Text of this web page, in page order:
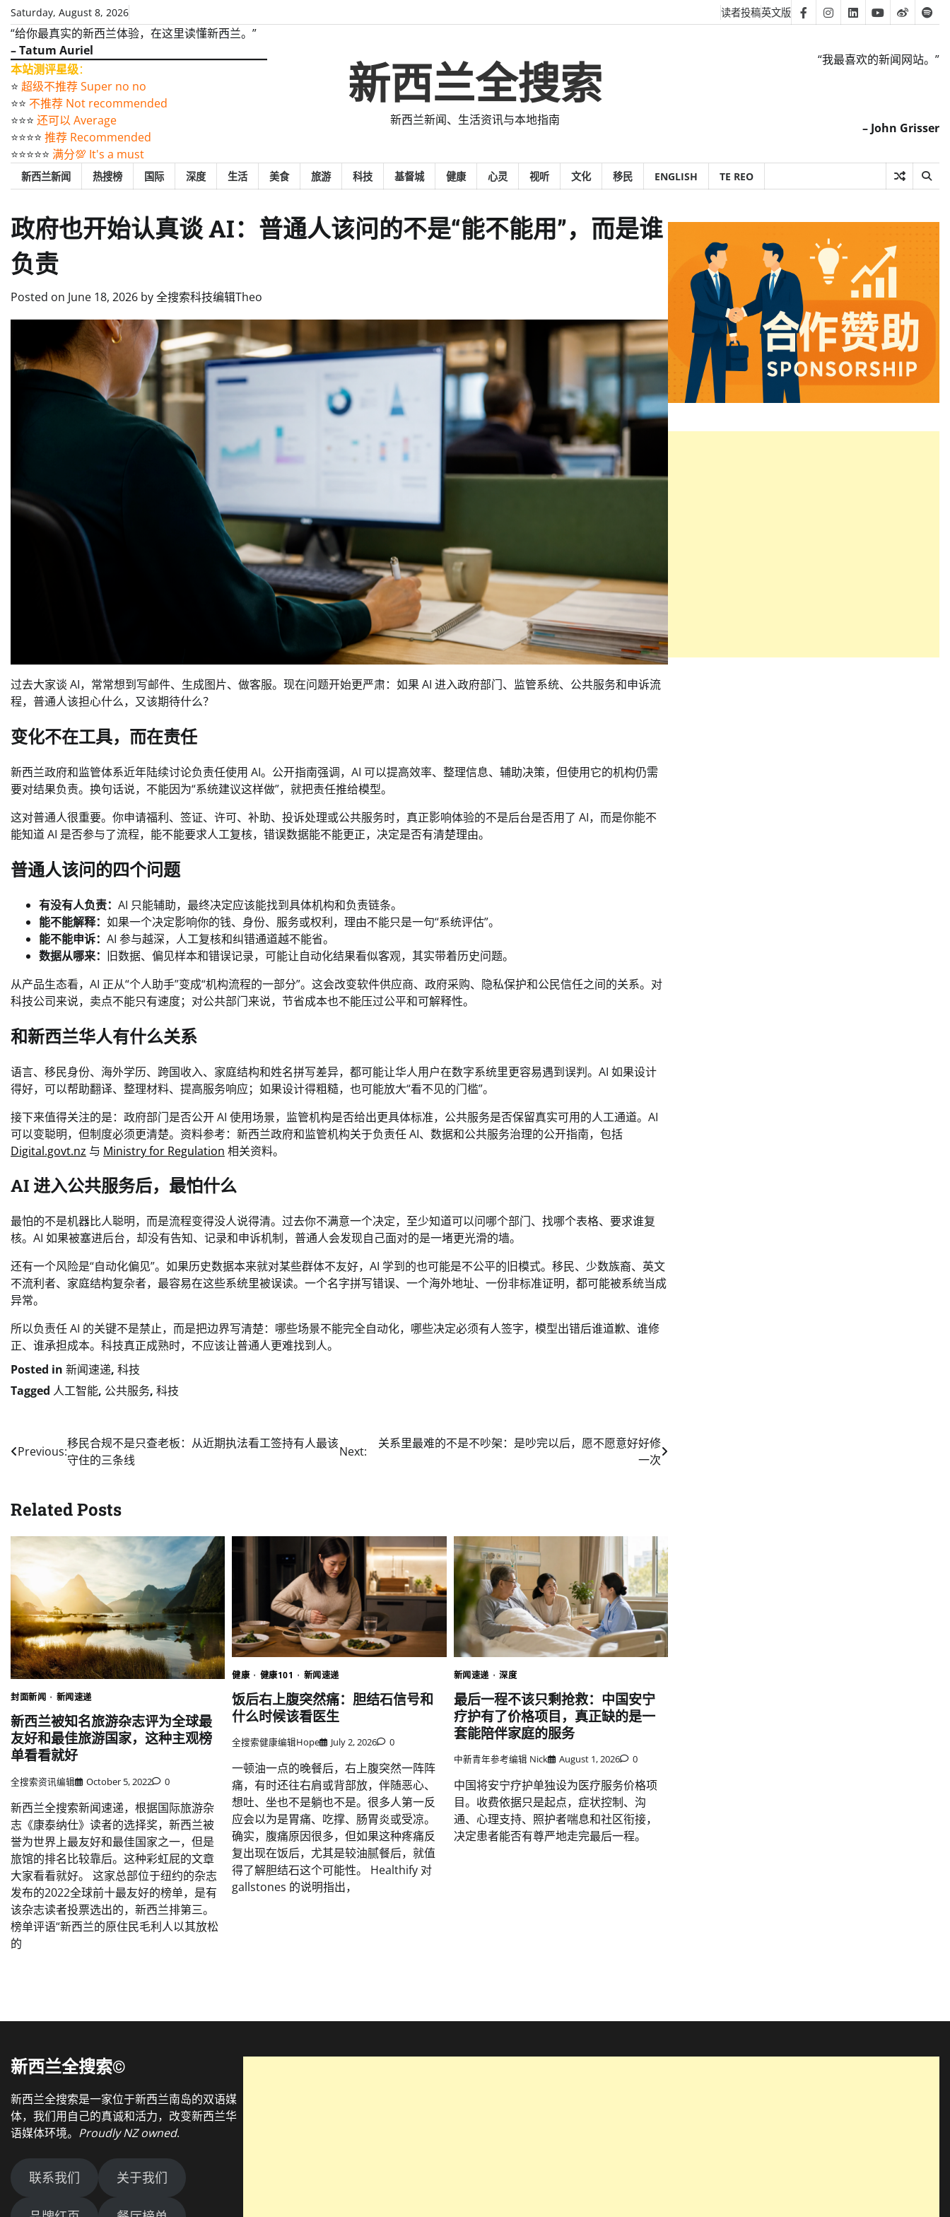
Skip
content
Saturday, August 8, 2026 读者投稿英文版 FacebookInstagram
LinkedinYoutube
Weibo
“给你最真实的新西兰体验，在这里读懂新西兰。”
– Tatum Auriel
本站测评星级：
⭐️ 超级不推荐 Super no no
⭐️⭐️ 不推荐 Not recommended
⭐️⭐️⭐️ 还可以 Average
⭐️⭐️⭐️⭐️ 推荐 Recommended
⭐️⭐️⭐️⭐️⭐️ 满分💯 It's a must
新西兰全搜索
新西兰新闻、生活资讯与本地指南
“我最喜欢的新闻网站。”
– John Grisser
新西兰新闻 热搜榜 国际 深度 生活 美食 旅游 科技 基督城 健康 心灵 视听 文化 移民 ENGLISH TE REO
政府也开始认真谈 AI：普通人该问的不是“能不能用”，而是谁
负责
Posted on June 18, 2026 by全搜索科技编辑Theo
过去大家谈 AI，常常想到写邮件、生成图片、做客服。现在问题开始更严肃：如果 AI 进入政府部门、监管系统、公共服务和申诉流
程，普通人该担心什么，又该期待什么？
变化不在工具，而在责任
新西兰政府和监管体系近年陆续讨论负责任使用 AI。公开指南强调，AI 可以提高效率、整理信息、辅助决策，但使用它的机构仍需
要对结果负责。换句话说，不能因为“系统建议这样做”，就把责任推给模型。
这对普通人很重要。你申请福利、签证、许可、补助、投诉处理或公共服务时，真正影响体验的不是后台是否用了 AI，而是你能不
能知道 AI 是否参与了流程，能不能要求人工复核，错误数据能不能更正，决定是否有清楚理由。
普通人该问的四个问题
有没有人负责： AI 只能辅助，最终决定应该能找到具体机构和负责链条。
能不能解释： 如果一个决定影响你的钱、身份、服务或权利，理由不能只是一句“系统评估”。
能不能申诉： AI 参与越深，人工复核和纠错通道越不能省。
数据从哪来： 旧数据、偏见样本和错误记录，可能让自动化结果看似客观，其实带着历史问题。
从产品生态看，AI 正从“个人助手”变成“机构流程的一部分”。这会改变软件供应商、政府采购、隐私保护和公民信任之间的关系。对
科技公司来说，卖点不能只有速度；对公共部门来说，节省成本也不能压过公平和可解释性。
和新西兰华人有什么关系
语言、移民身份、海外学历、跨国收入、家庭结构和姓名拼写差异，都可能让华人用户在数字系统里更容易遇到误判。AI 如果设计
得好，可以帮助翻译、整理材料、提高服务响应；如果设计得粗糙，也可能放大“看不见的门槛”。
接下来值得关注的是：政府部门是否公开 AI 使用场景，监管机构是否给出更具体标准，公共服务是否保留真实可用的人工通道。AI
可以变聪明，但制度必须更清楚。资料参考：新西兰政府和监管机构关于负责任 AI、数据和公共服务治理的公开指南，包括
Digital.govt.nz 与 Ministry for Regulation 相关资料。
AI 进入公共服务后，最怕什么
最怕的不是机器比人聪明，而是流程变得没人说得清。过去你不满意一个决定，至少知道可以问哪个部门、找哪个表格、要求谁复
核。AI 如果被塞进后台，却没有告知、记录和申诉机制，普通人会发现自己面对的是一堵更光滑的墙。
还有一个风险是“自动化偏见”。如果历史数据本来就对某些群体不友好，AI 学到的也可能是不公平的旧模式。移民、少数族裔、英文
不流利者、家庭结构复杂者，最容易在这些系统里被误读。一个名字拼写错误、一个海外地址、一份非标准证明，都可能被系统当成
异常。
所以负责任 AI 的关键不是禁止，而是把边界写清楚：哪些场景不能完全自动化，哪些决定必须有人签字，模型出错后谁道歉、谁修
正、谁承担成本。科技真正成熟时，不应该让普通人更难找到人。
Posted in 新闻速递, 科技
Tagged 人工智能, 公共服务, 科技
Post
navigation
Previous:
移民合规不是只查老板：从近期执法看工签持有人最该
守住的三条线
Next:
关系里最难的不是不吵架：是吵完以后，愿不愿意好好修
一次
Related Posts
封面新闻 新闻速递
新西兰被知名旅游杂志评为全球最
友好和最佳旅游国家，这种主观榜
单看看就好
全搜索资讯编辑 October 5, 2022 0
新西兰全搜索新闻速递，根据国际旅游杂
志《康泰纳仕》读者的选择奖，新西兰被
誉为世界上最友好和最佳国家之一，但是
旅馆的排名比较靠后。这种彩虹屁的文章
大家看看就好。 这家总部位于纽约的杂志
发布的2022全球前十最友好的榜单，是有
该杂志读者投票选出的，新西兰排第三。
榜单评语“新西兰的原住民毛利人以其放松
的
健康 健康101 新闻速递
饭后右上腹突然痛：胆结石信号和
什么时候该看医生
全搜索健康编辑Hope July 2, 2026 0
一顿油一点的晚餐后，右上腹突然一阵阵
痛，有时还往右肩或背部放，伴随恶心、
想吐、坐也不是躺也不是。很多人第一反
应会以为是胃痛、吃撑、肠胃炎或受凉。
确实，腹痛原因很多，但如果这种疼痛反
复出现在饭后，尤其是较油腻餐后，就值
得了解胆结石这个可能性。 Healthify 对
gallstones 的说明指出，
新闻速递 深度
最后一程不该只剩抢救：中国安宁
疗护有了价格项目，真正缺的是一
套能陪伴家庭的服务
中新青年参考编辑 Nick August 1, 2026 0
中国将安宁疗护单独设为医疗服务价格项
目。收费依据只是起点，症状控制、沟
通、心理支持、照护者喘息和社区衔接，
决定患者能否有尊严地走完最后一程。
新西兰全搜索©
新西兰全搜索是一家位于新西兰南岛的双语媒
体，我们用自己的真诚和活力，改变新西兰华
语媒体环境。 Proudly NZ owned.
联系我们 关于我们